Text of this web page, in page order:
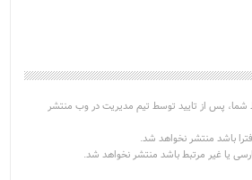
پس از تایید توسط تیم مدیریت در وب منتشر
باشد منتشر نخواهد شد.
یا غیر مرتبط باشد منتشر نخواهد شد.